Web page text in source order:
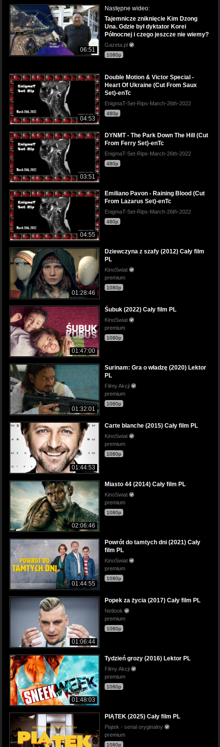
06:51
Następne wideo:
Tajemnicze zniknięcie Kim Dzong
Una. Gdzie był dyktator Korei
Północnej i czego jeszcze nie wiemy?
Gazeta.pl
1080p
04:53
Double Motion & Victor Special -
Heart Of Ukraine (Cut From Saux
Set)-enTc
EnigmaT-Set-Rips-March-26th-2022
480p
03:51
DYNMT - The Park Down The Hill (Cut
From Ferry Set)-enTc
EnigmaT-Set-Rips-March-26th-2022
480p
04:55
Emiliano Pavon - Raining Blood (Cut
From Lazarus Set)-enTc
EnigmaT-Set-Rips-March-26th-2022
480p
01:28:46
Dziewczyna z szafy (2012) Cały film
PL
KinoSwiat
premium
1080p
01:47:00
Śubuk (2022) Cały film PL
KinoSwiat
premium
1080p
01:32:01
Surinam: Gra o władzę (2020) Lektor
PL
Filmy Akcji
premium
1080p
01:44:53
Carte blanche (2015) Cały film PL
KinoSwiat
premium
1080p
02:06:46
Miasto 44 (2014) Cały film PL
KinoSwiat
premium
1080p
01:44:55
Powrót do tamtych dni (2021) Cały
film PL
KinoSwiat
premium
1080p
01:06:44
Popek za życia (2017) Cały film PL
Netlook
premium
1080p
01:48:03
Tydzień grozy (2016) Lektor PL
Filmy Akcji
premium
1080p
PIĄTEK (2025) Cały film PL
Piątek - serial oryginalny
premium
1080p